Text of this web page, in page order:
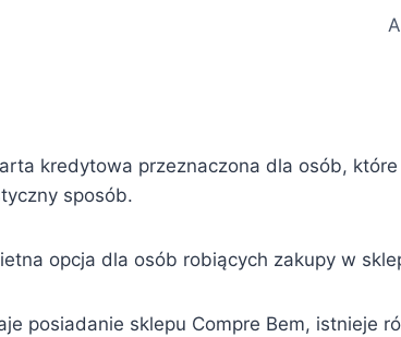
kredytowa przeznaczona dla osób,
sposób.
opcja dla osób robiących zakupy w
posiadanie sklepu Compre Bem, istnieje